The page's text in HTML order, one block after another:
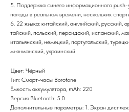
5. Поддержка синего информационного push-
погоды в реальном времени, нескольких
6. 22 языка: китайский, английский, русский,
тайский, польский, персидский, испанский,
итальянский, немецкий, португальский,
мьянманский, украинский
Цвет: Чёрный
Тип: Смарт-часы Borofone
Ёмкость аккумулятора, mAh: 220
Версия Bluetooth: 5.0
Дополнительные параметры: 1. Экран